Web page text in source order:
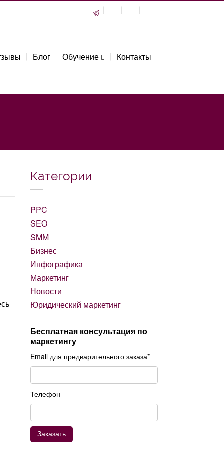
Блог Обучение Контакты
Категории
PPC
SEO
SMM
Бизнес
Инфографика
Маркетинг
Новости
Юридический маркетинг
Бесплатная консультация по
маркетингу
Email для предварительного заказа*
Телефон